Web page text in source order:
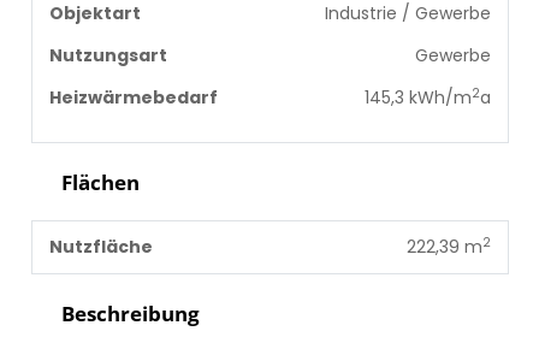
Beschreibung
Objektart
Industrie / Gewerbe
Nutzungsart
Gewerbe
Heizwärmebedarf
145,3 kWh/m2a
Flächen
Nutzfläche 222,39 m2